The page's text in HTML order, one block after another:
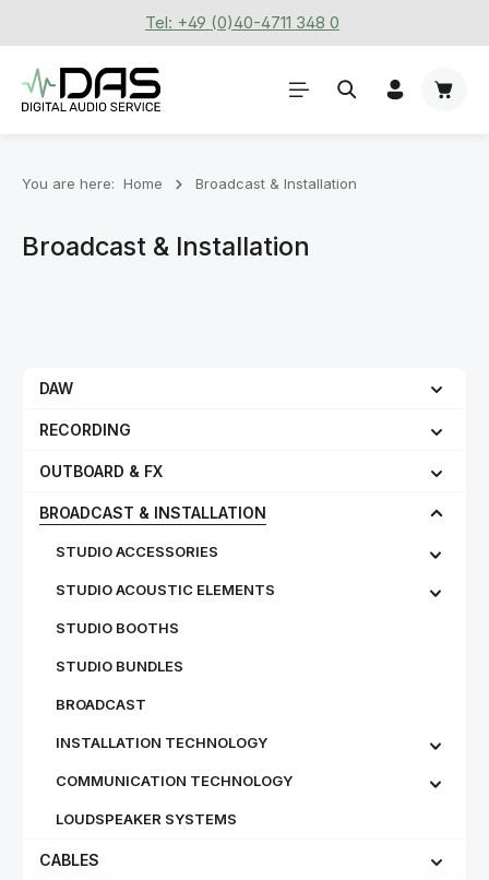
Skip to main contentTel: +49 (0)40-4711 348 0
You are here: Home Broadcast & Installation
Broadcast & Installation
DAW
RECORDING
OUTBOARD & FX
BROADCAST & INSTALLATION
STUDIO ACCESSORIES
STUDIO ACOUSTIC ELEMENTS
STUDIO BOOTHS
STUDIO BUNDLES
BROADCAST
INSTALLATION TECHNOLOGY
COMMUNICATION TECHNOLOGY
LOUDSPEAKER SYSTEMS
CABLES